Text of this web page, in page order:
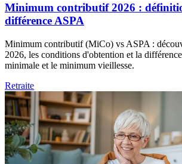
Minimum contributif 2026 :
différence ASPA
Minimum contributif (MiCo) vs ASPA :
2026, les conditions d'obtention et la
minimale et le minimum vieillesse.
Retraite